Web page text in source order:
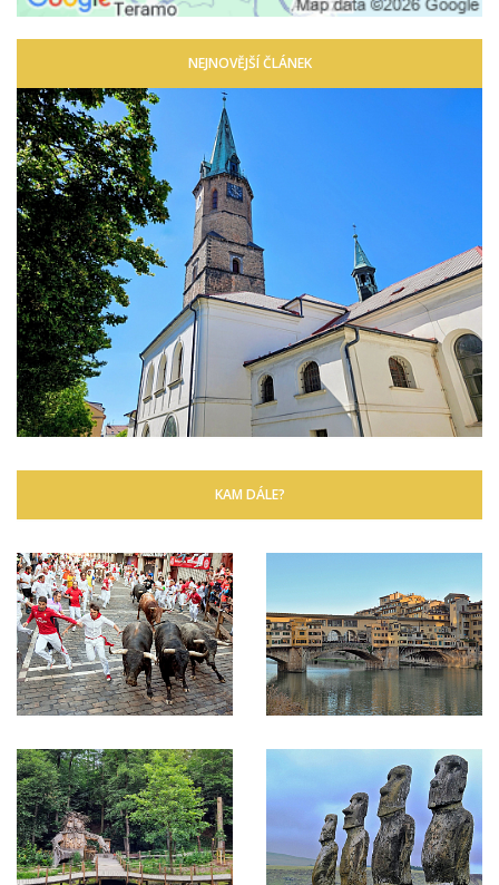
NEJNOVĚJŠÍ ČLÁNEK
KAM DÁLE?